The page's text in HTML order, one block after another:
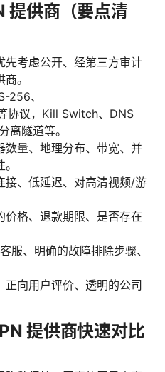
提供商（要点清
先考虑公开、经第三方审计
。
256、
协议，Kill Switch、DNS
离隧道等。
数量、地理分布、带宽、并
接、低延迟、对高清视频/游
价格、退款期限、是否存在
服、明确的故障排除步骤、
向用户评价、透明的公司
提供商快速对比